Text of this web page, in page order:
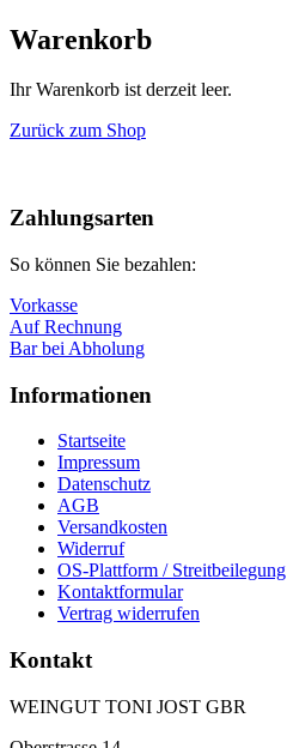
Warenkorb
Ihr Warenkorb ist derzeit leer.
Zurück zum Shop
oben
Zahlungsarten
So können Sie bezahlen:
Vorkasse
Auf Rechnung
Bar bei Abholung
Informationen
Startseite
Impressum
Datenschutz
AGB
Versandkosten
Widerruf
OS-Plattform / Streitbeilegung
Kontaktformular
Vertrag widerrufen
Kontakt
WEINGUT TONI JOST GBR